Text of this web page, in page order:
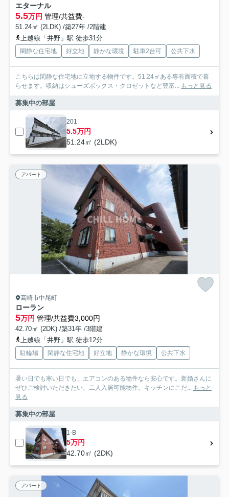
エターナル
5.5万円 管理/共益費-
51.24㎡ (2LDK) /築27年 /2階建
上越線「井野」駅 徒歩31分
閑静な住宅地 好立地 静かな環境 駐車2台可 公共下水
こちらは閑静な住宅地に立地する物件です。51.24㎡ある専有面積で暮
らせます。収納はシューズボックス・クロゼットなど豊富...
もっと見る
募集中の部屋
201
5.5万円
51.24㎡ (2LDK)
アパート
高崎市中尾町
ローラン
5万円 管理/共益費3,000円
42.70㎡ (2DK) /築31年 /3階建
上越線「井野」駅 徒歩12分
駐輪場 閑静な住宅地 好立地 静かな環境 公共下水
暑い日でも寒い日でも、エアコンのある物件なら安心です。新婚さんに
ぜひご検討いただきたい、二人入居可能物件。キッチンにこだ...
もっと
見る
募集中の部屋
1-B
5万円
42.70㎡ (2DK)
アパート